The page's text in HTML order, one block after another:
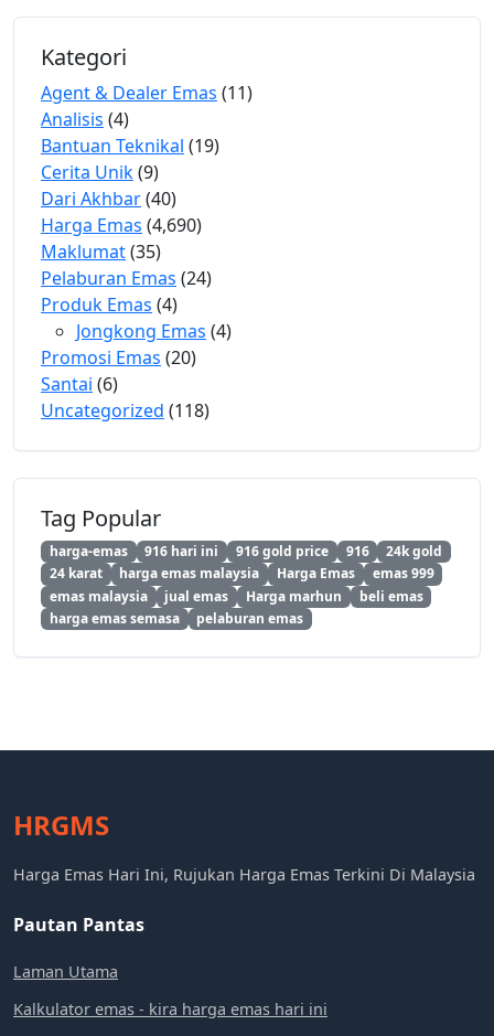
Kategori
Agent & Dealer Emas (11)
Analisis (4)
Bantuan Teknikal (19)
Cerita Unik(9)
Dari Akhbar(40)
Harga Emas (4,690)
Maklumat(35)
Pelaburan Emas (24)
Produk Emas (4)
Jongkong Emas (4)
Promosi Emas (20)
Santai (6)
Uncategorized (118)
Tag Popular
harga-emas 916 hari ini 916 gold price 916
24k gold
24 karat
harga emas malaysia Harga Emas
emas 999
emas malaysia
jual emas Harga marhun
beli emas
harga emas semasa
pelaburan emas
HRGMS
Harga Emas Hari Ini, Rujukan Harga Emas Terkini Di Malaysia
Pautan Pantas
Laman Utama
Kalkulator emas - kira harga emas hari ini